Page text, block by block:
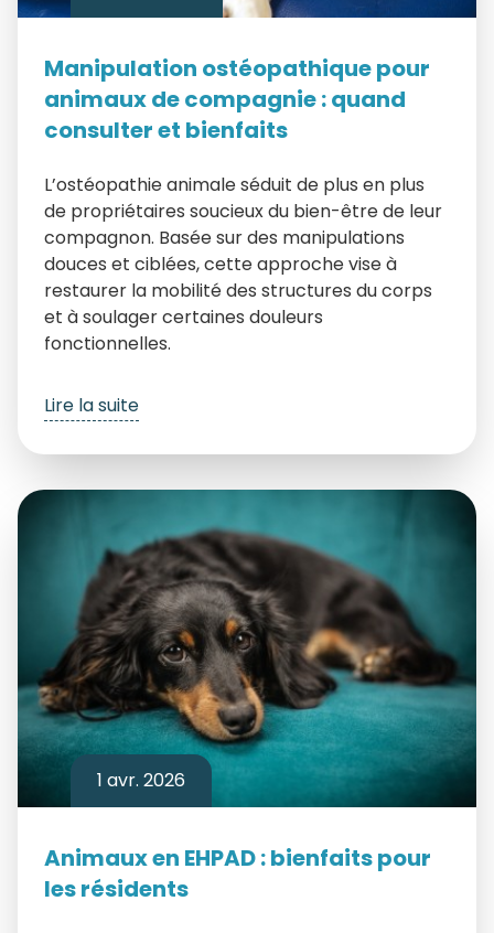
Manipulation ostéopathique pour
animaux de compagnie : quand
consulter et bienfaits
L’ostéopathie animale séduit de plus en plus
de propriétaires soucieux du bien-être de leur
compagnon. Basée sur des manipulations
douces et ciblées, cette approche vise à
restaurer la mobilité des structures du corps
et à soulager certaines douleurs
fonctionnelles.
Lire la suite
1 avr. 2026
Animaux en EHPAD : bienfaits pour
les résidents